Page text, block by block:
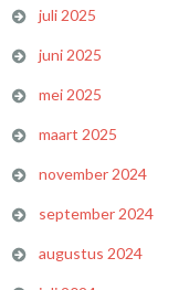
juli 2025
juni 2025
mei 2025
maart 2025
november 2024
september 2024
augustus 2024